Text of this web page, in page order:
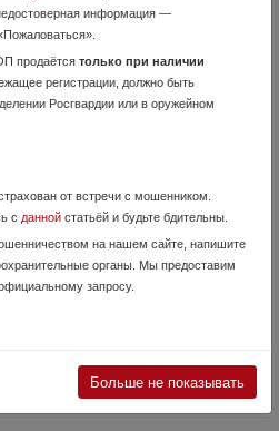
бок планкой пластик
г. Люберцы, ул. Хлебозаводская, 8
информация —
продаётся только при наличии
регистрации, должно быть
Росгвардии или в оружейном
от встречи с мошенником.
с даннойстатьёй и будьте бдительны.
на нашем сайте, напишите
органы. Мы предоставим
запросу.
Больше не показывать